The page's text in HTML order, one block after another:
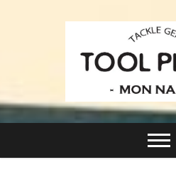
TOOL
小さなルアーフィッシング
ス」が門前仲町に